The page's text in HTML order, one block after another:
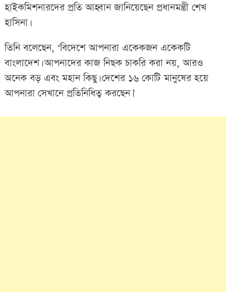
হাইকমিশনারদের প্রতি আহ্বান জানিয়েছেন প্রধানমন্ত্রী শেখ
হাসিনা।
তিনি বলেছেন, ‘বিদেশে আপনারা একেকজন একেকটি
বাংলাদেশ। আপনাদের কাজ নিছক চাকরি করা নয়, আরও
অনেক বড় এবং মহান কিছু। দেশের ১৬ কোটি মানুষের হয়ে
আপনারা সেখানে প্রতিনিধিত্ব করছেন।’